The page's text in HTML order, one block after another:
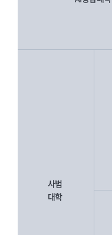
사범
대학